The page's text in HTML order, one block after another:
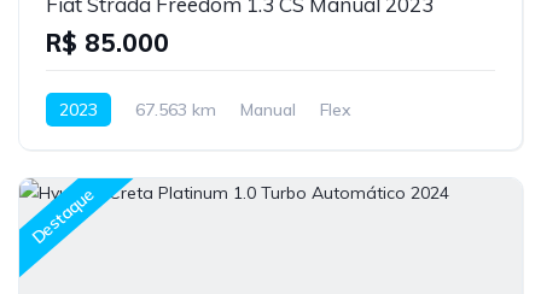
R$ 85.000
2023 67.563 km Manual Flex
Destaque